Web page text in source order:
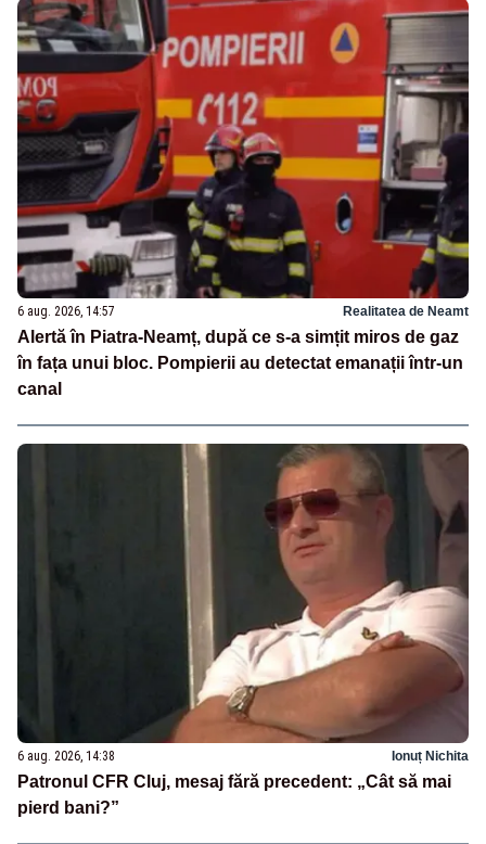
6 aug. 2026, 14:57 Realitatea de Neamt
Alertă în Piatra-Neamț, după ce s-a simțit miros de gaz
în fața unui bloc. Pompierii au detectat emanații într-un
canal
6 aug. 2026, 14:38 Ionuț Nichita
Patronul CFR Cluj, mesaj fără precedent: „Cât să mai
pierd bani?”